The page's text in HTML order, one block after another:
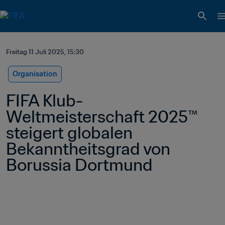
Freitag 11 Juli 2025, 15:30
Organisation
FIFA Klub-
Weltmeisterschaft 2025™
steigert globalen
Bekanntheitsgrad von
Borussia Dortmund